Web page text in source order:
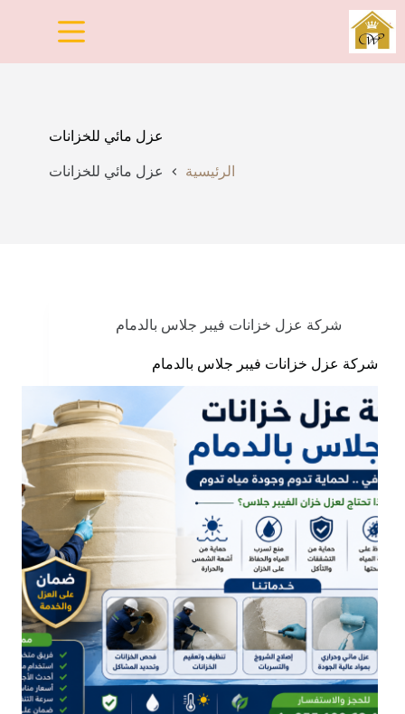
التجاوز
إلى
المحتوى
عزل مائي للخزانات
الرئيسية عزل مائي للخزانات
شركة عزل خزانات فيبر جلاس بالدمام
شركة عزل خزانات فيبر جلاس بالدمام